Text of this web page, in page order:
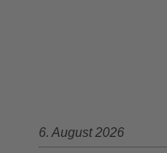
6. August 2026